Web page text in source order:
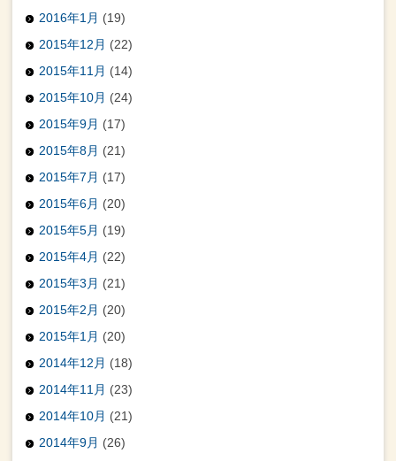
2016年1月 (19)
2015年12月 (22)
2015年11月 (14)
2015年10月 (24)
2015年9月 (17)
2015年8月 (21)
2015年7月 (17)
2015年6月 (20)
2015年5月 (19)
2015年4月 (22)
2015年3月 (21)
2015年2月 (20)
2015年1月 (20)
2014年12月 (18)
2014年11月 (23)
2014年10月 (21)
2014年9月 (26)